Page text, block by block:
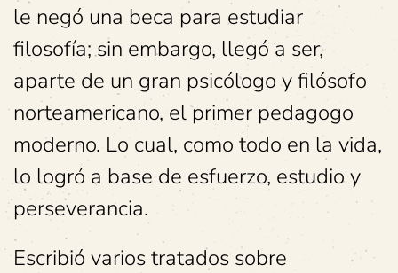
le negó una beca para estudiar
filosofía; sin embargo, llegó a ser,
aparte de un gran psicólogo y filósofo
norteamericano, el primer pedagogo
moderno. Lo cual, como todo en la vida,
lo logró a base de esfuerzo, estudio y
perseverancia.
Escribió varios tratados sobre